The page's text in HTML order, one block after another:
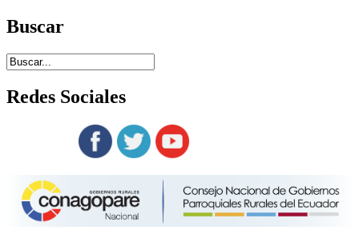
Buscar
Redes Sociales